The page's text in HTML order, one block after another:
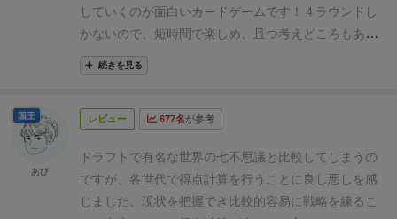
麗な世界観と分かりやすいルールが優れている作品で
す。 拡張セットが発売される前に、基本セットを買っ
て遊び込んでおくことをオススメします。
て退場、という事ですね。
これにより、基本今のラウ
ンドで出したカードは次のラウンドの最後には捨てて
しまわねばならず、常に流動的な場が形成されます。
決まったら延々それを喰らって苦笑いさえもできなく
なる、、、というような状況が起き辛く、常に逆転の
目があるようなプレイ感になっています。 ただもちろ
んカードゲームなので、引き運に大分左右されます
し、 戦争に負け続けるとトップは目指し辛いかもしれ
していくのが面白いカードゲームです！４ラウンドし
かないので、短時間で楽しめ、且つ考えどころもある
いいゲームです。
ないので、カードの組み合わせを考えるのが難しいと
（Like） ▶3pt.≪★★★≫
（With kids） ▶1pt.≪★≫ ペーパーテイルズ の簡単
なゲームの流れとルール解説はこちらをご覧くださ
い！
続きを見る
レビュー 677名が参考
ドラフトで有名な世界の七不思議と比較してしまうの
ですが、各世代で得点計算を行うことに良し悪しを感
じました。 現状を把握でき比較的容易に戦略を練るこ
国王
あび